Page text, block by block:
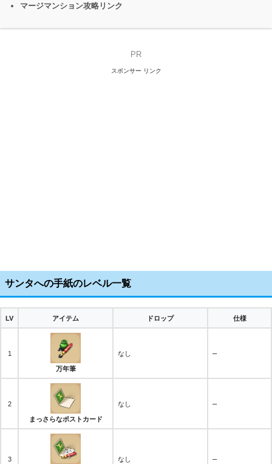
マージマンション攻略リンク
PR
スポンサー リンク
サンタへの手紙のレベル一覧
LV アイテム ドロップ 仕様
1
万年筆
なし –
2
まっさらなポストカード
なし –
3
なし –